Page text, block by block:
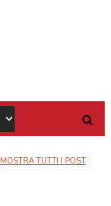
MOSTRA TUTTI I POST